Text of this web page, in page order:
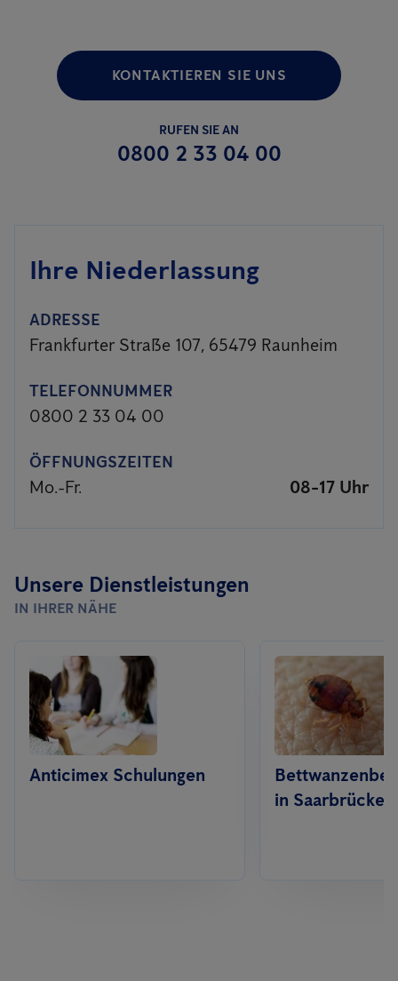
KONTAKTIEREN SIE UNS
RUFEN SIE AN
0800 2 33 04 00
Ihre Niederlassung
ADRESSE
Frankfurter Straße 107, 65479 Raunheim
TELEFONNUMMER
0800 2 33 04 00
ÖFFNUNGSZEITEN
Mo.-Fr. 08-17 Uhr
Unsere Dienstleistungen
IN IHRER NÄHE
Anticimex Schulungen
in Saarbrücken